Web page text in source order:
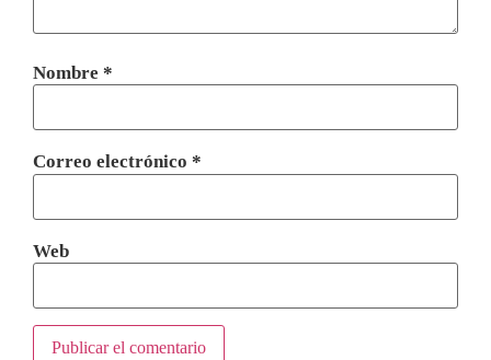
Nombre *
Correo electrónico *
Web